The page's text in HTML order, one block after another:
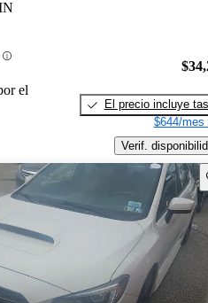
el
El precio incluye
$644/mes
Verif.